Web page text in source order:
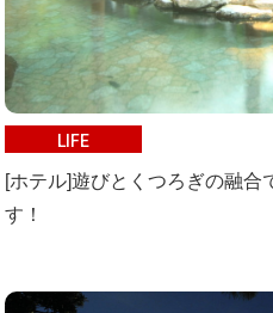
LIFE
[ホテル]遊びとくつろぎの融合
す！